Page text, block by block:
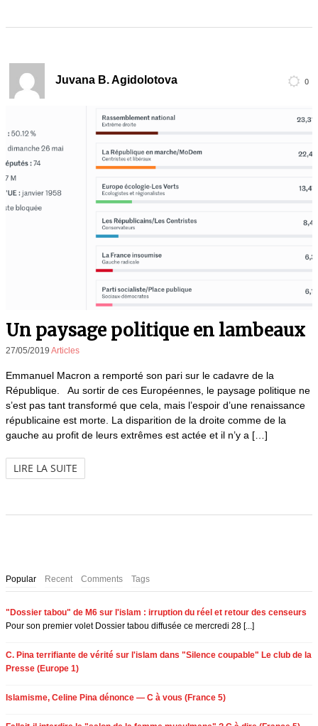
Juvana B. Agidolotova 0
Un paysage politique en lambeaux
27/05/2019 Articles
Emmanuel Macron a remporté son pari sur le cadavre de la
République. Au sortir de ces Européennes, le paysage politique ne
s’est pas tant transformé que cela, mais l’espoir d’une renaissance
républicaine est morte. La disparition de la droite comme de la
gauche au profit de leurs extrêmes est actée et il n’y a […]
LIRE LA SUITE
Popular Recent Comments Tags
"Dossier tabou" de M6 sur l'islam : irruption du réel et retour des censeurs
Pour son premier volet Dossier tabou diffusée ce mercredi 28 [...]
C. Pina terrifiante de vérité sur l'islam dans "Silence coupable" Le club de la
Presse (Europe 1)
Islamisme, Celine Pina dénonce — C à vous (France 5)